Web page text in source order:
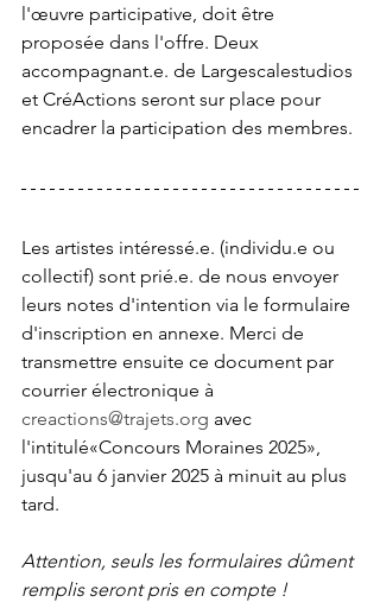
l'œuvre participative, doit être
proposée dans l'offre. Deux
accompagnant.e. de Largescalestudios
et CréActions seront sur place pour
encadrer la participation des membres.
Les artistes intéressé.e. (individu.e ou
collectif) sont prié.e. de nous envoyer
leurs notes d'intention via le formulaire
d'inscription en annexe. Merci de
transmettre ensuite ce document par
courrier électronique à
creactions@trajets.org avec
l'intitulé«Concours Moraines 2025»,
jusqu'au 6 janvier 2025 à minuit au plus
tard.
Attention, seuls les formulaires dûment
remplis seront pris en compte !